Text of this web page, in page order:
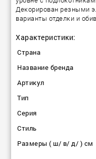
Декорирован резными
варианты отделки и
Характеристики:
Страна
Название бренда
Артикул
Тип
Серия
Стиль
Размеры ( ш/ в/ д/ ) см